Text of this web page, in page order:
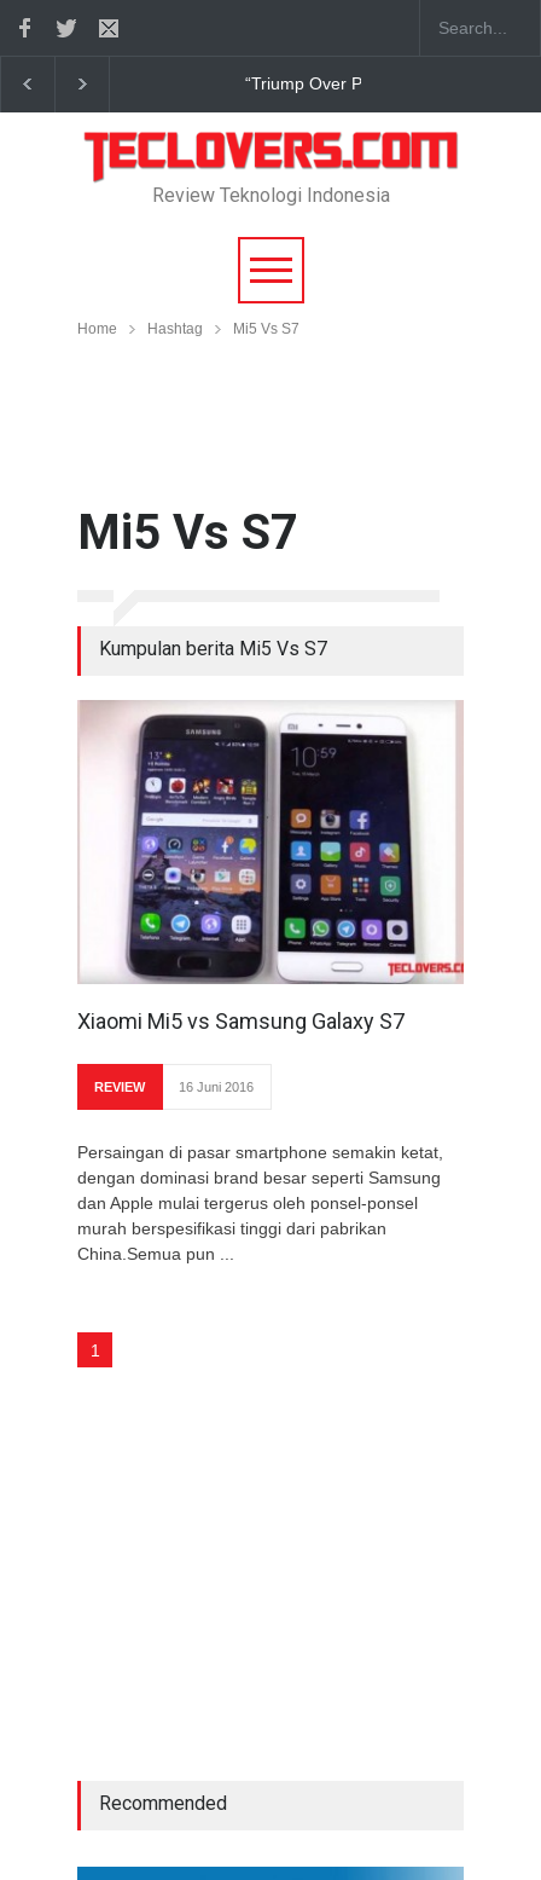
“Triump Over Pain” sudah hadir
Review Teknologi Indonesia
Home Hashtag Mi5 Vs S7
Mi5 Vs S7
Kumpulan berita Mi5 Vs S7
Xiaomi Mi5 vs Samsung Galaxy S7
REVIEW 16 Juni 2016
Persaingan di pasar smartphone semakin ketat,
dengan dominasi brand besar seperti Samsung
dan Apple mulai tergerus oleh ponsel-ponsel
murah berspesifikasi tinggi dari pabrikan
China.Semua pun ...
1
Recommended